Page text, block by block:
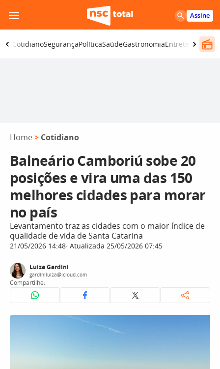
para
o
conteúdo
Assine
CotidianoSegurançaPolíticaSaúdeGastronomiaEntretenimento
Home > Cotidiano
Balneário Camboriú sobe 20
posições e vira uma das 150
melhores cidades para morar
no país
Levantamento traz as cidades com o maior índice de
qualidade de vida de Santa Catarina
21/05/2026 14:48 Atualizada 25/05/2026 07:45
Luiza Gardini
gardiniluiza@icloud.com
Compartilhe: